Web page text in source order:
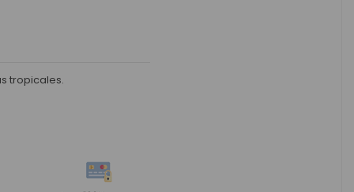
tropicales.